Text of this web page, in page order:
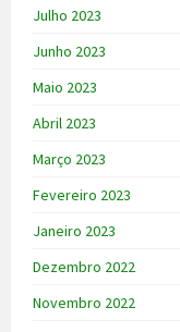
Julho 2023
Junho 2023
Maio 2023
Abril 2023
Março 2023
Fevereiro 2023
Janeiro 2023
Dezembro 2022
Novembro 2022